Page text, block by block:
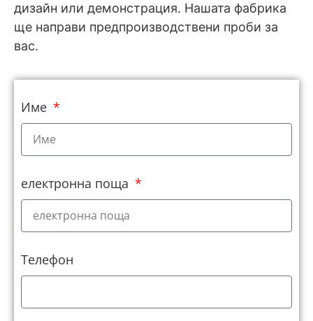
дизайн или демонстрация. Нашата фабрика
ще направи предпроизводствени проби за
вас.
Име
електронна поща
Телефон